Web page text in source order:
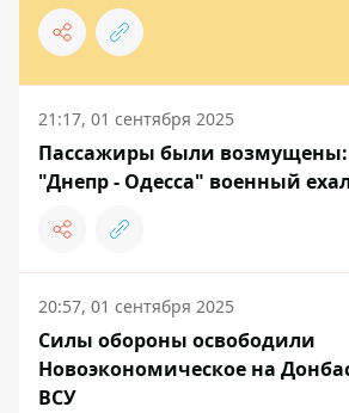
21:17, 01 сентября 2025
Пассажиры были возмущены:
"Днепр - Одесса" военный
20:57, 01 сентября 2025
Силы обороны освободили
Новоэкономическое на
ВСУ